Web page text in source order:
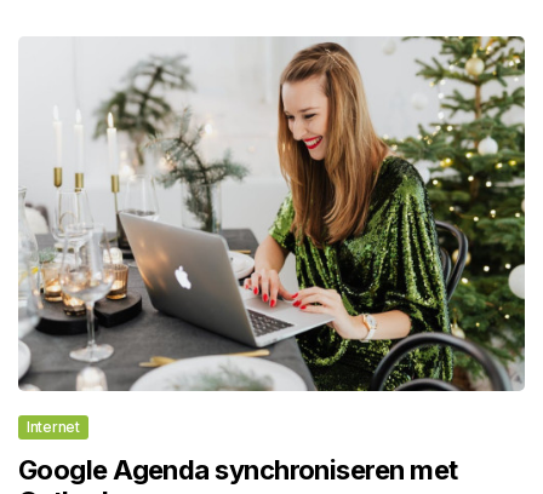
Internet
Google Agenda synchroniseren met